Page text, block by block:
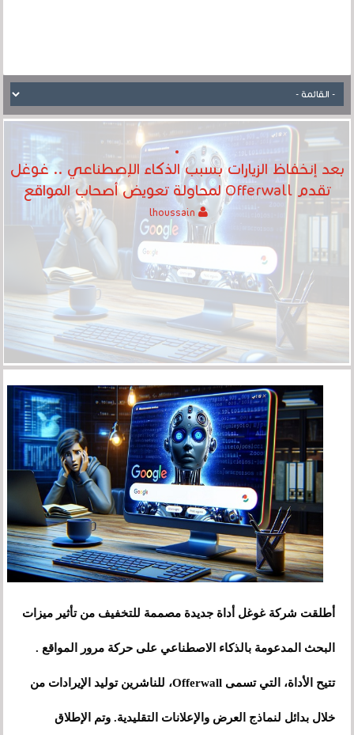
بعد إنخفاظ الزيارات بسبب الذكاء الإصطناعي .. غوغل
تقدم Offerwall لمحاولة تعويض أصحاب المواقع
أطلقت شركة غوغل أداة جديدة مصممة للتخفيف من تأثير ميزات
البحث المدعومة بالذكاء الاصطناعي على حركة مرور المواقع .
تتيح الأداة، التي تسمى Offerwall، للناشرين توليد الإيرادات من
خلال بدائل لنماذج العرض والإعلانات التقليدية. وتم الإطلاق